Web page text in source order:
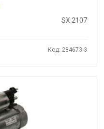
SX 2107
Код: 284673-3